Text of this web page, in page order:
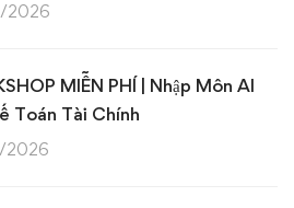
2026
MIỄN PHÍ | Nhập Môn AI
Toán Tài Chính
2026